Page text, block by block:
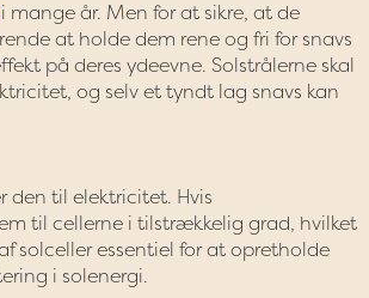
i mange år. Men for at sikre, at de
at holde dem rene og fri for snavs
på deres ydeevne. Solstrålerne skal
og selv et tyndt lag snavs kan
den til elektricitet. Hvis
til cellerne i tilstrækkelig grad, hvilket
solceller essentiel for at opretholde
i solenergi.